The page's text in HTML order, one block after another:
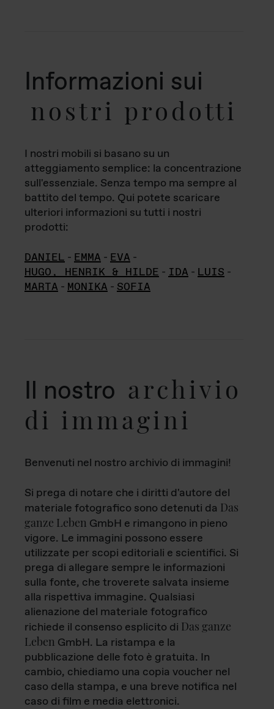
Informazioni sui
nostri prodotti
I nostri mobili si basano su un
atteggiamento semplice: la concentrazione
sull'essenziale. Senza tempo ma sempre al
battito del tempo. Qui potete scaricare
ulteriori informazioni su tutti i nostri
prodotti:
DANIEL - EMMA - EVA -
HUGO, HENRIK & HILDE - IDA - LUIS -
MARTA - MONIKA - SOFIA
Il nostro archivio
di immagini
Benvenuti nel nostro archivio di immagini!
Si prega di notare che i diritti d'autore del
materiale fotografico sono detenuti da Das
ganze Leben GmbH e rimangono in pieno
vigore. Le immagini possono essere
utilizzate per scopi editoriali e scientifici. Si
prega di allegare sempre le informazioni
sulla fonte, che troverete salvata insieme
alla rispettiva immagine. Qualsiasi
alienazione del materiale fotografico
richiede il consenso esplicito di Das ganze
Leben GmbH. La ristampa e la
pubblicazione delle foto è gratuita. In
cambio, chiediamo una copia voucher nel
caso della stampa, e una breve notifica nel
caso di film e media elettronici.